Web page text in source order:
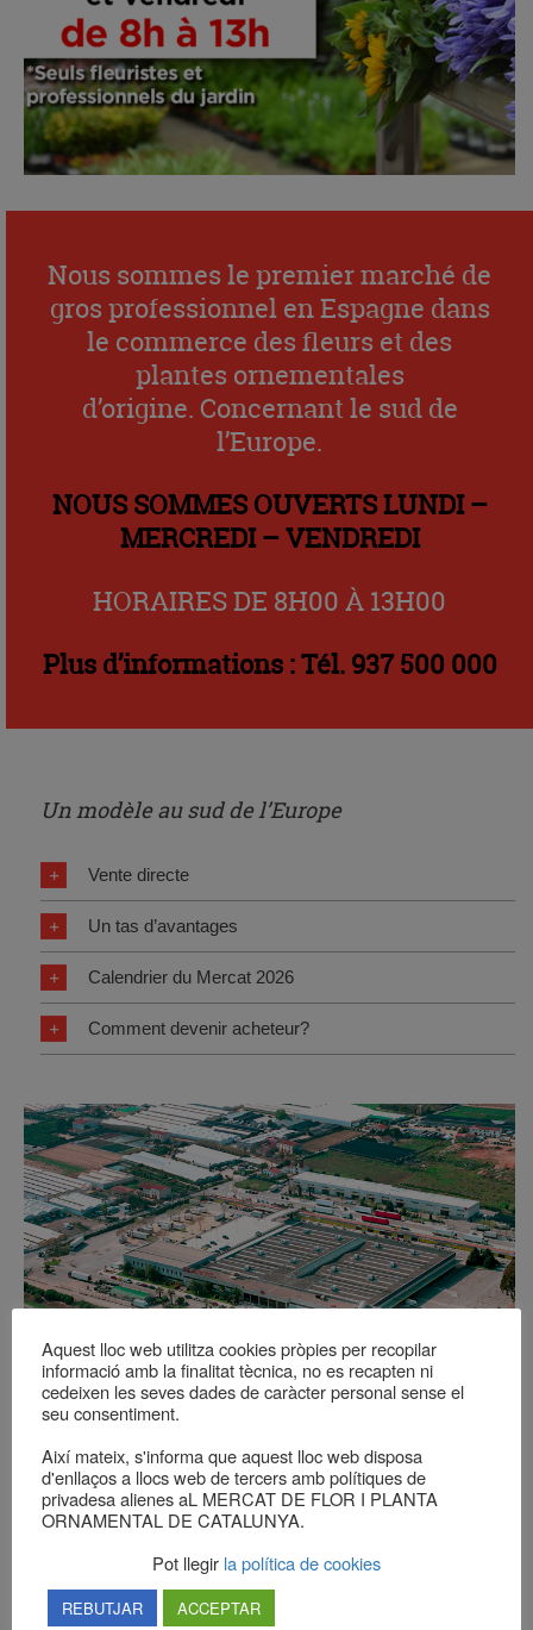
Nous sommes le premier marché de
gros professionnel en Espagne dans
le commerce des fleurs et des
plantes ornementales
d’origine. Concernant le sud de
l’Europe.
NOUS SOMMES OUVERTS LUNDI –
MERCREDI – VENDREDI
HORAIRES DE 8H00 À 13H00
Plus d’informations : Tél. 937 500 000
Un modèle au sud de l’Europe
Vente directe
Un tas d’avantages
Calendrier du Mercat 2026
Comment devenir acheteur?
Caractéristiques techniques
64.662 m2 de superficie dont 16.648 m2 bâtis. 7.848 m2 de
vente directe, distribués en 300 stands de vente de fleurs et de
plantes ornementales de 12 m2 chacun et 45 boutiques
Aquest lloc web utilitza cookies pròpies per recopilar
informació amb la finalitat tècnica, no es recapten ni
cedeixen les seves dades de caràcter personal sense el
seu consentiment.
Així mateix, s'informa que aquest lloc web disposa
d'enllaços a llocs web de tercers amb polítiques de
privadesa alienes aL MERCAT DE FLOR I PLANTA
ORNAMENTAL DE CATALUNYA.
Pot llegir la política de cookies
REBUTJAR ACCEPTAR